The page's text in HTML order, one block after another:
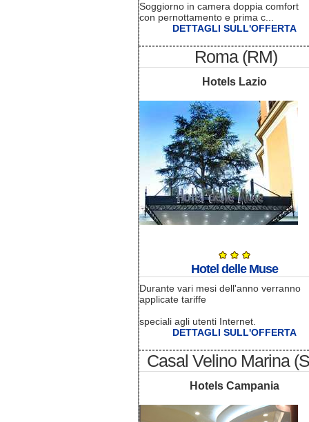
Soggiorno in camera doppia comfort
con pernottamento e prima c...
DETTAGLI SULL'OFFERTA
Roma (RM)
Hotels Lazio
Hotel delle Muse
Durante vari mesi dell'anno verranno
applicate tariffe
speciali agli utenti Internet.
DETTAGLI SULL'OFFERTA
Casal Velino Marina
Hotels Campania